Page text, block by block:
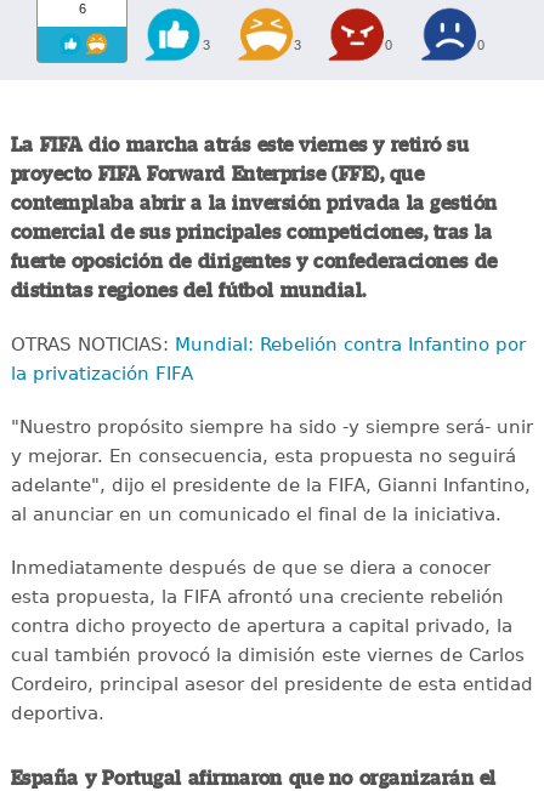
6
3 3 0 0
La FIFA dio marcha atrás este viernes y retiró su
proyecto FIFA Forward Enterprise (FFE), que
contemplaba abrir a la inversión privada la gestión
comercial de sus principales competiciones, tras la
fuerte oposición de dirigentes y confederaciones de
distintas regiones del fútbol mundial.
OTRAS NOTICIAS: Mundial: Rebelión contra Infantino por
la privatización FIFA
"Nuestro propósito siempre ha sido -y siempre será- unir
y mejorar. En consecuencia, esta propuesta no seguirá
adelante", dijo el presidente de la FIFA, Gianni Infantino,
al anunciar en un comunicado el final de la iniciativa.
Inmediatamente después de que se diera a conocer
esta propuesta, la FIFA afrontó una creciente rebelión
contra dicho proyecto de apertura a capital privado, la
cual también provocó la dimisión este viernes de Carlos
Cordeiro, principal asesor del presidente de esta entidad
deportiva.
España y Portugal afirmaron que no organizarán el